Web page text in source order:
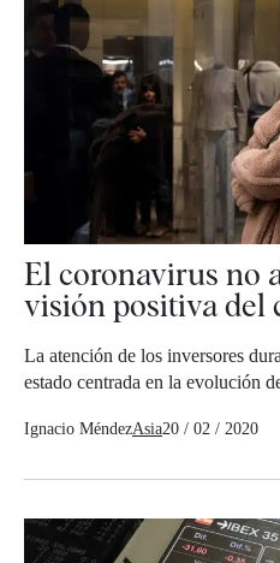
El coronavirus no
visión positiva del
La atención de los inversores
estado centrada en la evolución
Ignacio MéndezAsia20 / 02 / 2020